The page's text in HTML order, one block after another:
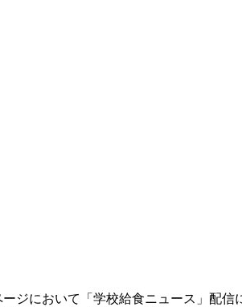
ジにおいて「学校給食ニュース」配